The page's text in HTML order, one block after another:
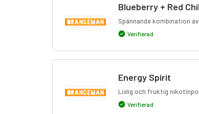
Blueberry + Red
Spännande kombination
Verifierad
Energy Spirit
Livlig och fruktig
Verifierad